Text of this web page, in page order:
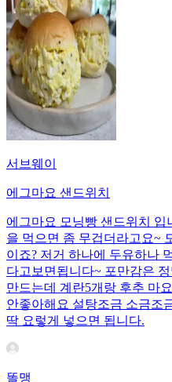
서브웨이
에그마요 샌드위치
에그마요 모닝빵 샌드위치
을 먹으면 좀 무겁더라고요~
이죠? 저거 하나에 두유하나
다고보면됩니다~ 포만감은
만드는데 계란5개랑 후추 마
안좋아해요 설탕조금 소금조
딱 요렇게 넣으면 됩니다.
똘맹